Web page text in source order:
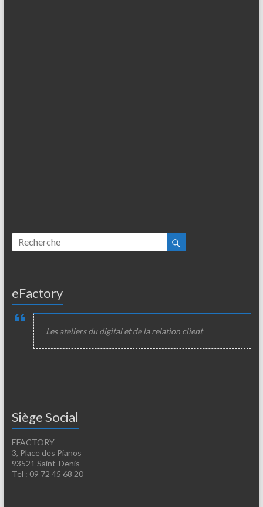
eFactory
Les ateliers du digital et de la relation client
Siège Social
EFACTORY
3, Place des Pianos
93521 Saint-Denis
Tel : 09 72 45 68 20